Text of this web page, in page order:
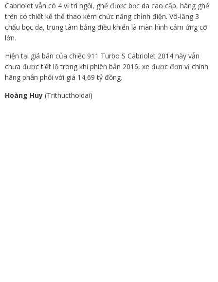
Cabriolet vẫn có 4 vị trí ngồi, ghế được bọc da cao cấp, hàng ghế
trên có thiết kế thể thao kèm chức năng chỉnh điện. Vô-lăng 3
chấu bọc da, trung tâm bảng điều khiển là màn hình cảm ứng cỡ
lớn.
Hiện tại giá bán của chiếc 911 Turbo S Cabriolet 2014 này vẫn
chưa được tiết lộ trong khi phiên bản 2016, xe được đơn vị chính
hãng phân phối với giá 14,69 tỷ đồng.
Hoàng Huy (Trithucthoidai)